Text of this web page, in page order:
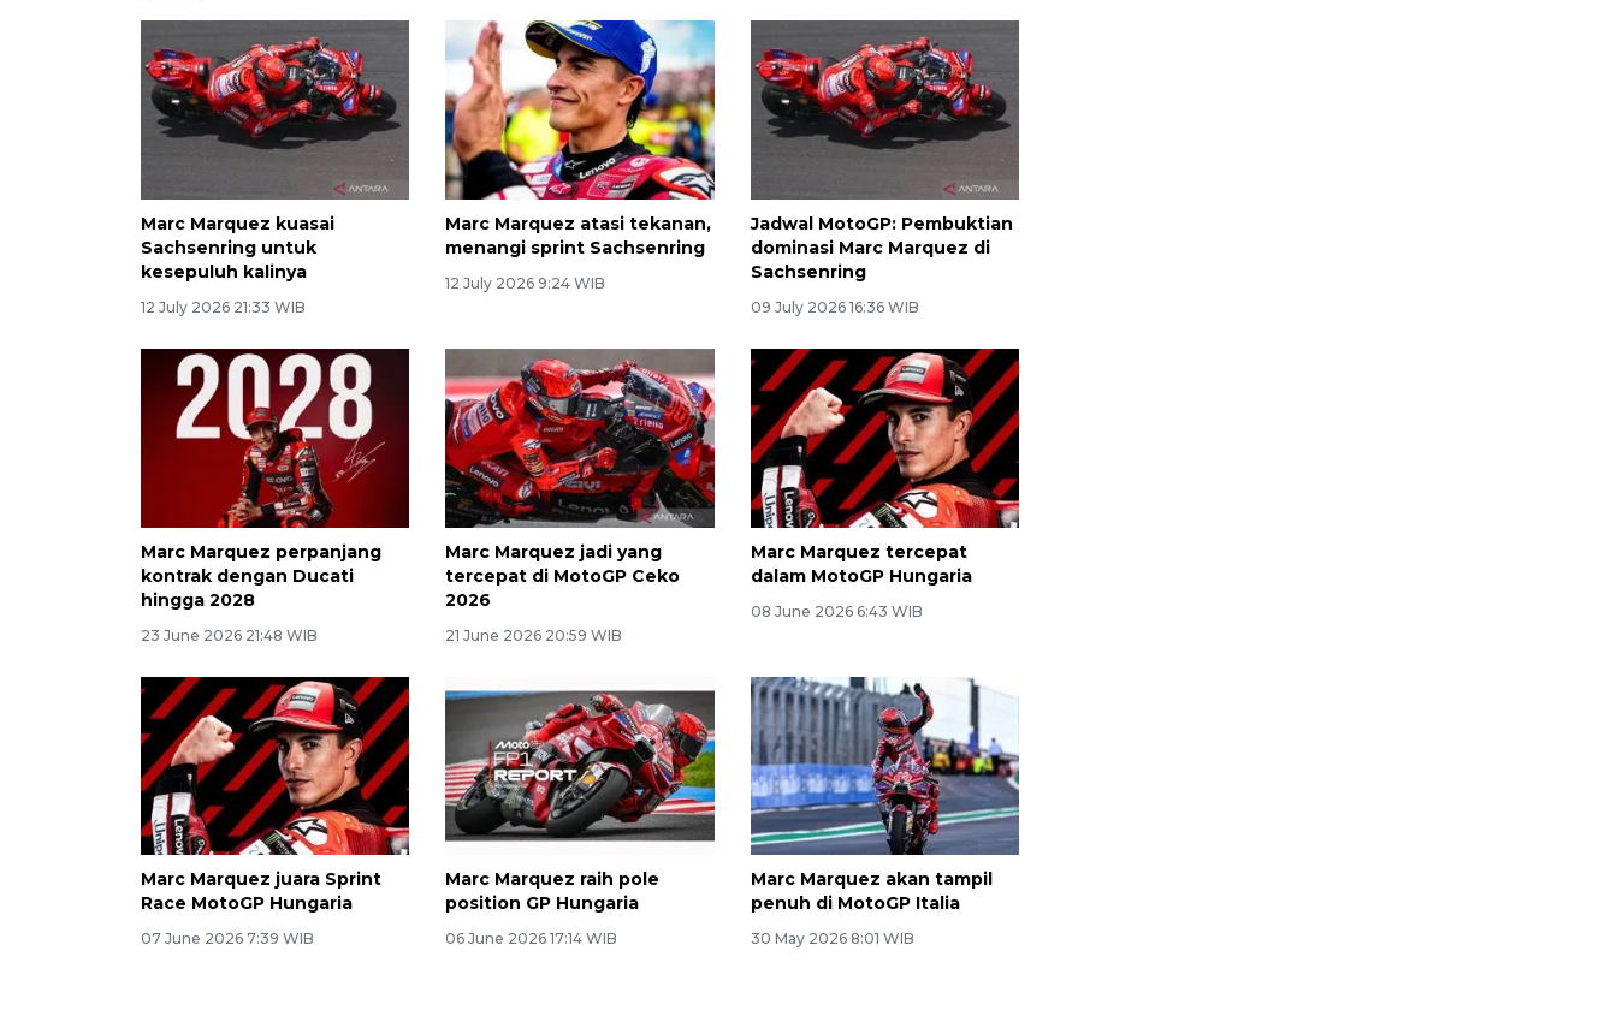
Marc Marquez kuasai
Sachsenring untuk
kesepuluh kalinya
12 July 2026 21:33 WIB
Marc Marquez atasi tekanan,
menangi sprint Sachsenring
12 July 2026 9:24 WIB
Jadwal MotoGP: Pembuktian
dominasi Marc Marquez di
Sachsenring
09 July 2026 16:36 WIB
Marc Marquez perpanjang
kontrak dengan Ducati
hingga 2028
23 June 2026 21:48 WIB
Marc Marquez jadi yang
tercepat di MotoGP Ceko
2026
21 June 2026 20:59 WIB
Marc Marquez tercepat
dalam MotoGP Hungaria
08 June 2026 6:43 WIB
Marc Marquez juara Sprint
Race MotoGP Hungaria
07 June 2026 7:39 WIB
Marc Marquez raih pole
position GP Hungaria
06 June 2026 17:14 WIB
Marc Marquez akan tampil
penuh di MotoGP Italia
30 May 2026 8:01 WIB